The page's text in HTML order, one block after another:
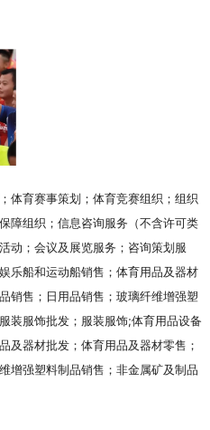
体育赛事策划；体育竞赛组织；组织
障组织；信息咨询服务（不含许可类
动；会议及展览服务；咨询策划服
乐船和运动船销售；体育用品及器材
销售；日用品销售；玻璃纤维增强塑
装服饰批发；服装服饰;体育用品设备
及器材批发；体育用品及器材零售；
增强塑料制品销售；非金属矿及制品